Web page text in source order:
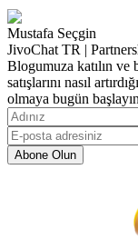
Mustafa Seçgin
JivoChat TR |
Blogumuza katılın ve
satışlarını nasıl
olmaya bugün
Abone Olun